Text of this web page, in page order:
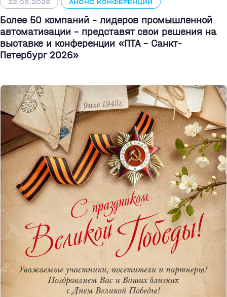
22.05.2026 АНОНС КОНФЕРЕНЦИИ
Более 50 компаний - лидеров промышленной
автоматизации - представят свои решения на
выставке и конференции «ПТА – Санкт-
Петербург 2026»